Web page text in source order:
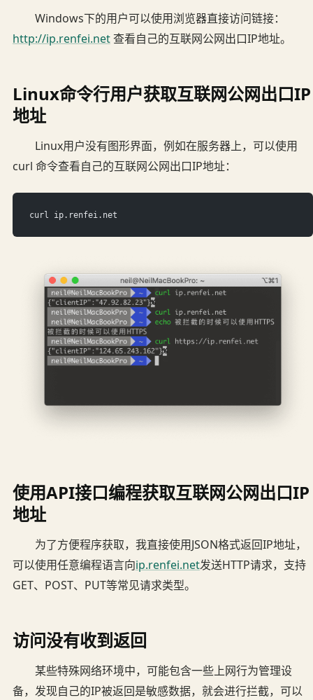
Windows下的用户可以使用浏览器直接访问链接：
http://ip.renfei.net查看自己的互联网公网出口IP地址。
Linux命令行用户获取互联网公网出口IP
地址
Linux用户没有图形界面，例如在服务器上，可以使用
curl 命令查看自己的互联网公网出口IP地址：
curl ip.renfei.net
使用API接口编程获取互联网公网出口IP
地址
为了方便程序获取，我直接使用JSON格式返回IP地址，
可以使用任意编程语言向ip.renfei.net发送HTTP请求，支持
GET、POST、PUT等常见请求类型。
访问没有收到返回
某些特殊网络环境中，可能包含一些上网行为管理设
备，发现自己的IP被返回是敏感数据，就会进行拦截，可以